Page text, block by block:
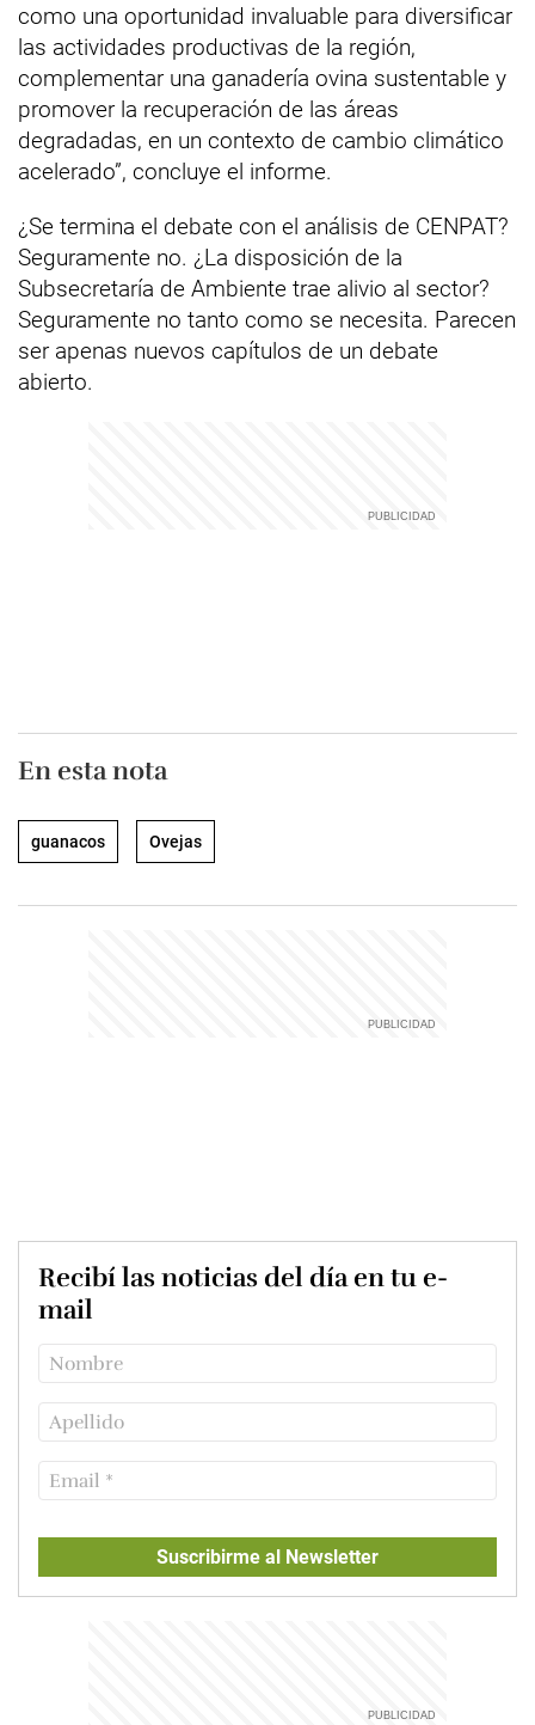
como una oportunidad invaluable para diversificar
las actividades productivas de la región,
complementar una ganadería ovina sustentable y
promover la recuperación de las áreas
degradadas, en un contexto de cambio climático
acelerado”, concluye el informe.
¿Se termina el debate con el análisis de CENPAT?
Seguramente no. ¿La disposición de la
Subsecretaría de Ambiente trae alivio al sector?
Seguramente no tanto como se necesita. Parecen
ser apenas nuevos capítulos de un debate
abierto.
En esta nota
guanacos Ovejas
Recibí las noticias del día en tu e-
mail
Suscribirme al Newsletter